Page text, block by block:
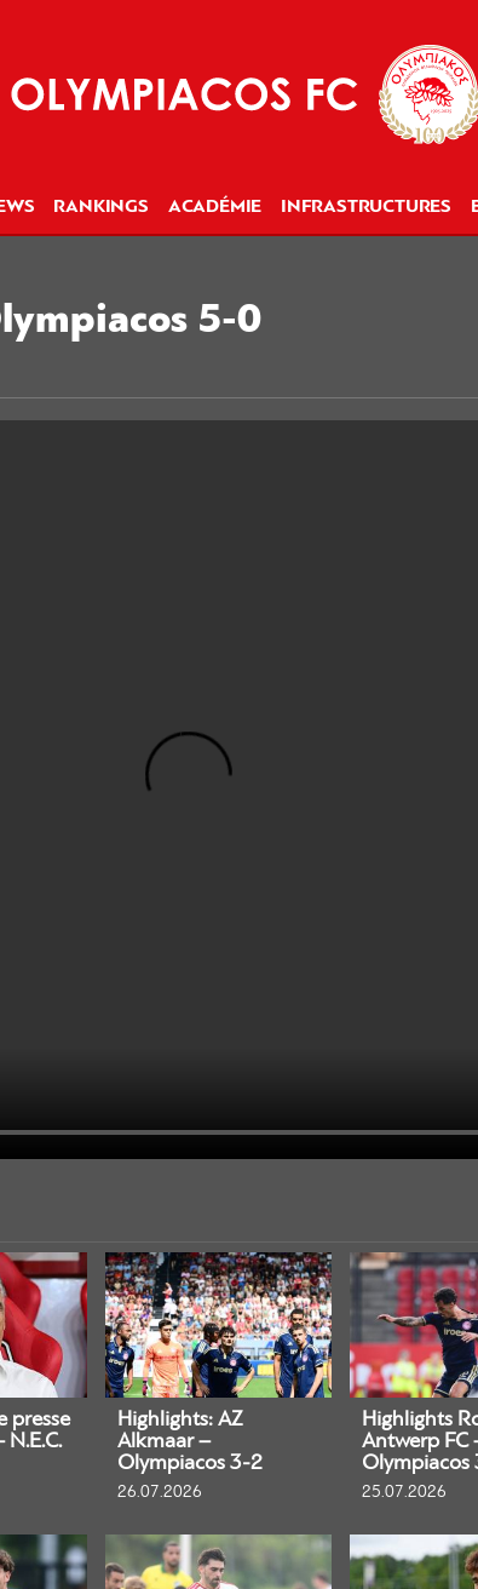
RANKINGS ACADÉMIE INFRASTRUCTURES
5-0
presse
Highlights: AZ
Alkmaar –
Olympiacos 3-2
26.07.2026
Highlights
Antwerp FC
Olympiacos
25.07.2026